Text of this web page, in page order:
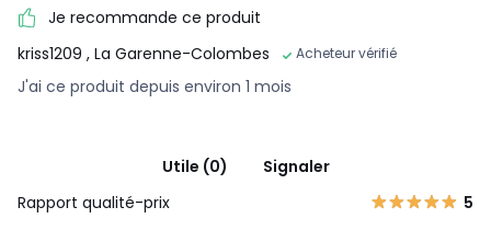
Je recommande ce produit
kriss1209 , La Garenne-Colombes Acheteur vérifié
J'ai ce produit depuis environ 1 mois
Utile (0)
Signaler
Rapport qualité-prix
5